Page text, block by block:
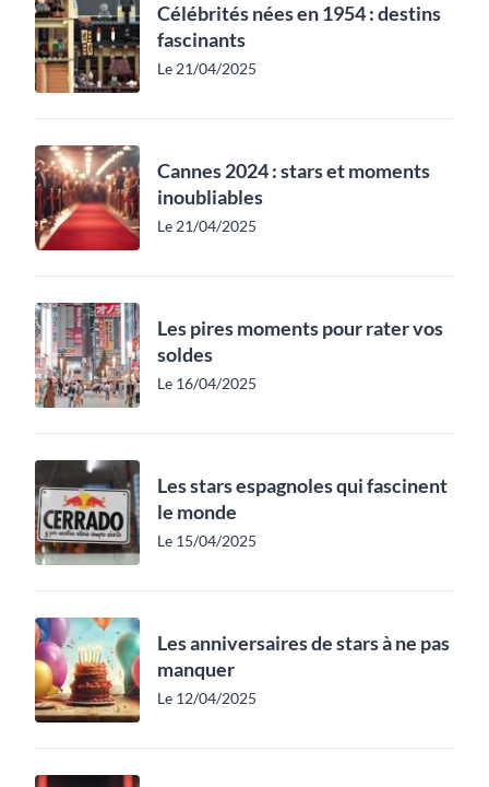
Célébrités nées en 1954 : destins
fascinants
Le 21/04/2025
Cannes 2024 : stars et moments
inoubliables
Le 21/04/2025
Les pires moments pour rater vos
soldes
Le 16/04/2025
Les stars espagnoles qui fascinent
le monde
Le 15/04/2025
Les anniversaires de stars à ne pas
manquer
Le 12/04/2025